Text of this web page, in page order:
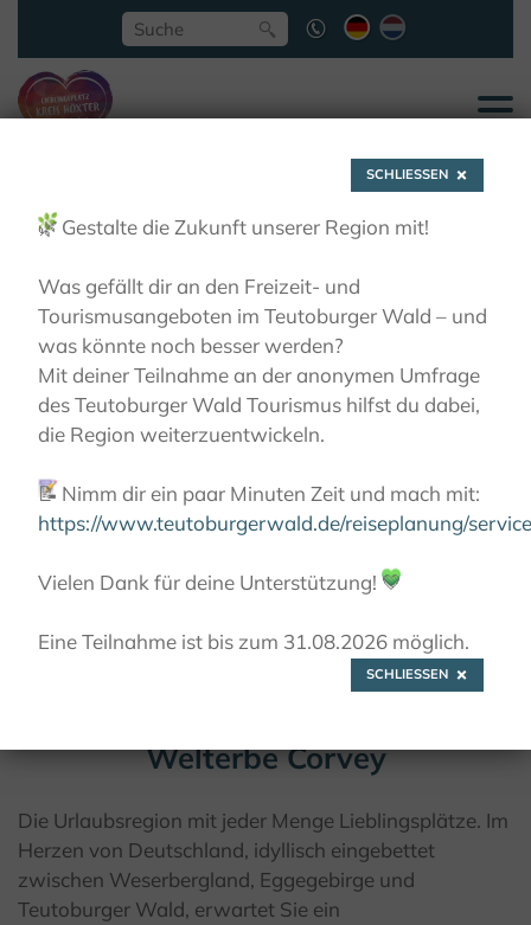
Willkommen im
Kulturland
Welterbe Corvey
Die Urlaubsregion mit jeder Menge Lieblingsplätze. Im
Herzen von Deutschland, idyllisch eingebettet
zwischen Weserbergland, Eggegebirge und
Teutoburger Wald, erwartet Sie ein
SCHLIESSEN
🌿 Gestalte die Zukunft unserer Region mit!
Was gefällt dir an den Freizeit- und
Tourismusangeboten im Teutoburger Wald – und
was könnte noch besser werden?
Mit deiner Teilnahme an der anonymen Umfrage
des Teutoburger Wald Tourismus hilfst du dabei,
die Region weiterzuentwickeln.
📝 Nimm dir ein paar Minuten Zeit und mach mit:
https://www.teutoburgerwald.de/reiseplanung/
Vielen Dank für deine Unterstützung! 💚
Eine Teilnahme ist bis zum 31.08.2026 möglich.
SCHLIESSEN